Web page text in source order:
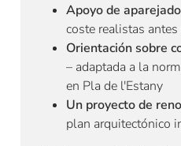
Apoyo de
coste realistas
Orientación sobre
– adaptada a la
en Pla de l'Estany
Un proyecto de
plan arquitectónico